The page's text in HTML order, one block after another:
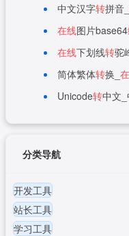
中文汉字转拼音_
在线图片base64
在线下划线转驼
简体繁体转换_
Unicode转中文
分类导航
开发工具
站长工具
学习工具